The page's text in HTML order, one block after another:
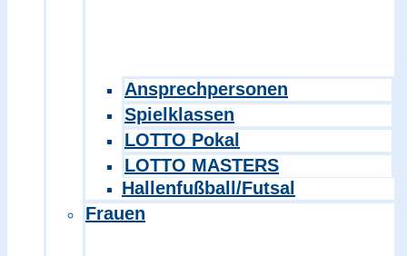
Ansprechpersonen
Spielklassen
LOTTO Pokal
LOTTO MASTERS
Hallenfußball/Futsal
Frauen